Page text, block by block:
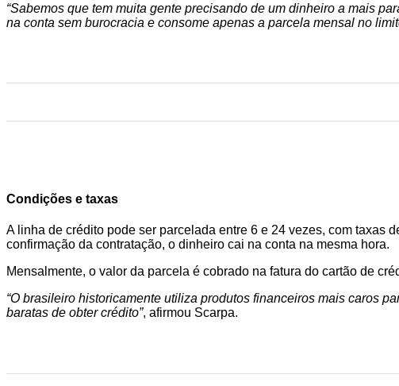
“Sabemos que tem muita gente precisando de um dinheiro a mais
na conta sem burocracia e consome apenas a parcela mensal no
Condições e taxas
A linha de crédito pode ser parcelada entre 6 e 24 vezes, com taxas
confirmação da contratação, o dinheiro cai na conta na mesma hora.
Mensalmente, o valor da parcela é cobrado na fatura do cartão de
“O brasileiro historicamente utiliza produtos financeiros mais caros
baratas de obter crédito”, afirmou Scarpa.